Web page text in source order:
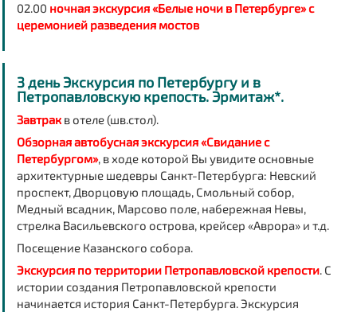
02.00 ночная экскурсия «Белые ночи в Петербурге» с
церемонией разведения мостов
3 день Экскурсия по Петербургу и в
Петропавловскую крепость. Эрмитаж*.
Завтракв отеле (шв.стол).
Обзорная автобусная экскурсия «Свидание с
Петербургом», в ходе которой Вы увидите основные
архитектурные шедевры Санкт-Петербурга: Невский
проспект, Дворцовую площадь, Смольный собор,
Медный всадник, Марсово поле, набережная Невы,
стрелка Васильевского острова, крейсер «Аврора» и т.д.
Посещение Казанского собора.
Экскурсия по территории Петропавловской крепости. С
истории создания Петропавловской крепости
начинается история Санкт-Петербурга. Экскурсия